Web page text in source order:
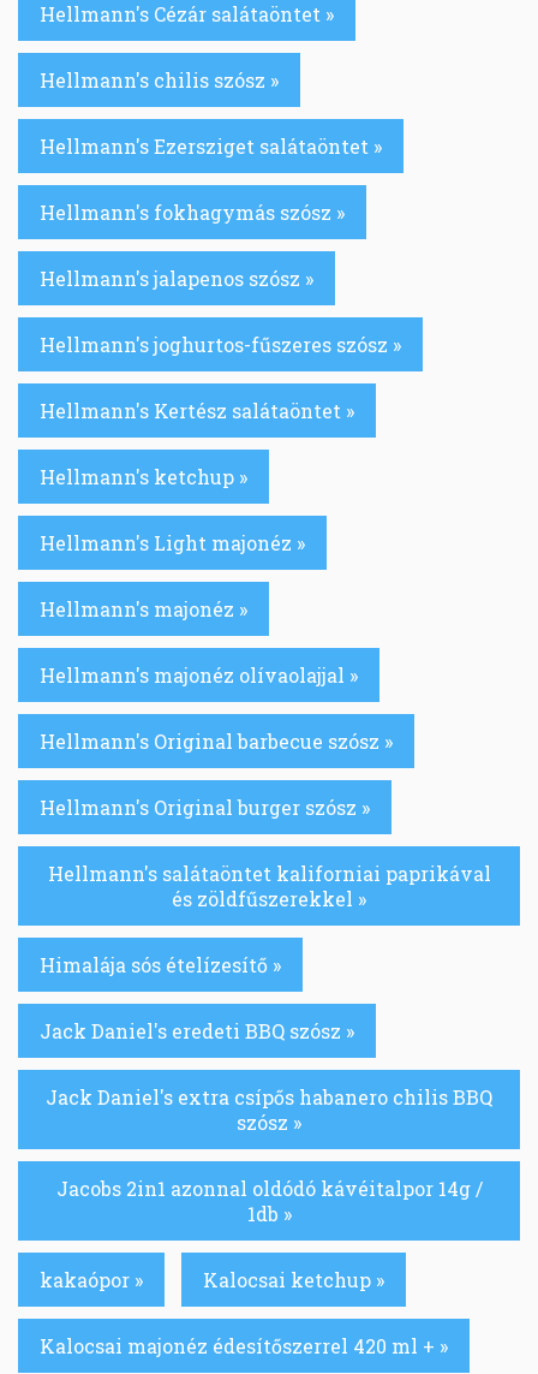
Hellmann's Cézár salátaöntet »
Hellmann's chilis szósz »
Hellmann's Ezersziget salátaöntet »
Hellmann's fokhagymás szósz »
Hellmann's jalapenos szósz »
Hellmann's joghurtos-fűszeres szósz »
Hellmann's Kertész salátaöntet »
Hellmann's ketchup »
Hellmann's Light majonéz »
Hellmann's majonéz »
Hellmann's majonéz olívaolajjal »
Hellmann's Original barbecue szósz »
Hellmann's Original burger szósz »
Hellmann's salátaöntet kaliforniai paprikával
és zöldfűszerekkel »
Himalája sós ételízesítő »
Jack Daniel's eredeti BBQ szósz »
Jack Daniel's extra csípős habanero chilis BBQ
szósz »
Jacobs 2in1 azonnal oldódó kávéitalpor 14g /
1db »
kakaópor » Kalocsai ketchup »
Kalocsai majonéz édesítőszerrel 420 ml + »